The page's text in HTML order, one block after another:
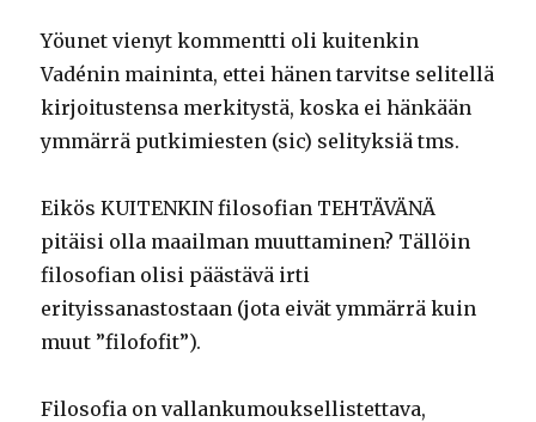
Yöunet vienyt kommentti oli kuitenkin
Vadénin maininta, ettei hänen tarvitse selitellä
kirjoitustensa merkitystä, koska ei hänkään
ymmärrä putkimiesten (sic) selityksiä tms.
Eikös KUITENKIN filosofian TEHTÄVÄNÄ
pitäisi olla maailman muuttaminen? Tällöin
filosofian olisi päästävä irti
erityissanastostaan (jota eivät ymmärrä kuin
muut ”filofofit”).
Filosofia on vallankumouksellistettava,